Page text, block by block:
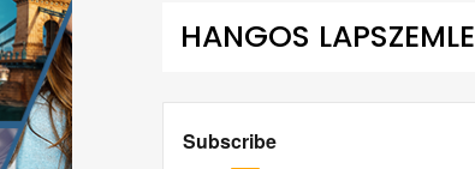
HANGOS LAPSZEMLE